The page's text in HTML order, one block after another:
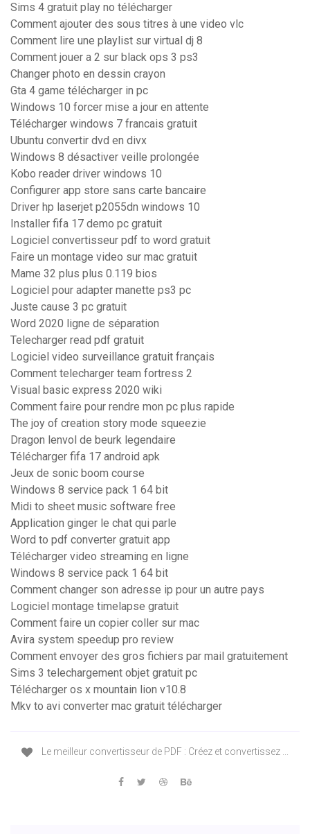
Sims 4 gratuit play no télécharger
Comment ajouter des sous titres à une video vlc
Comment lire une playlist sur virtual dj 8
Comment jouer a 2 sur black ops 3 ps3
Changer photo en dessin crayon
Gta 4 game télécharger in pc
Windows 10 forcer mise a jour en attente
Télécharger windows 7 francais gratuit
Ubuntu convertir dvd en divx
Windows 8 désactiver veille prolongée
Kobo reader driver windows 10
Configurer app store sans carte bancaire
Driver hp laserjet p2055dn windows 10
Installer fifa 17 demo pc gratuit
Logiciel convertisseur pdf to word gratuit
Faire un montage video sur mac gratuit
Mame 32 plus plus 0.119 bios
Logiciel pour adapter manette ps3 pc
Juste cause 3 pc gratuit
Word 2020 ligne de séparation
Telecharger read pdf gratuit
Logiciel video surveillance gratuit français
Comment telecharger team fortress 2
Visual basic express 2020 wiki
Comment faire pour rendre mon pc plus rapide
The joy of creation story mode squeezie
Dragon lenvol de beurk legendaire
Télécharger fifa 17 android apk
Jeux de sonic boom course
Windows 8 service pack 1 64 bit
Midi to sheet music software free
Application ginger le chat qui parle
Word to pdf converter gratuit app
Télécharger video streaming en ligne
Windows 8 service pack 1 64 bit
Comment changer son adresse ip pour un autre pays
Logiciel montage timelapse gratuit
Comment faire un copier coller sur mac
Avira system speedup pro review
Comment envoyer des gros fichiers par mail gratuitement
Sims 3 telechargement objet gratuit pc
Télécharger os x mountain lion v10.8
Mkv to avi converter mac gratuit télécharger
Le meilleur convertisseur de PDF : Créez et convertissez ...